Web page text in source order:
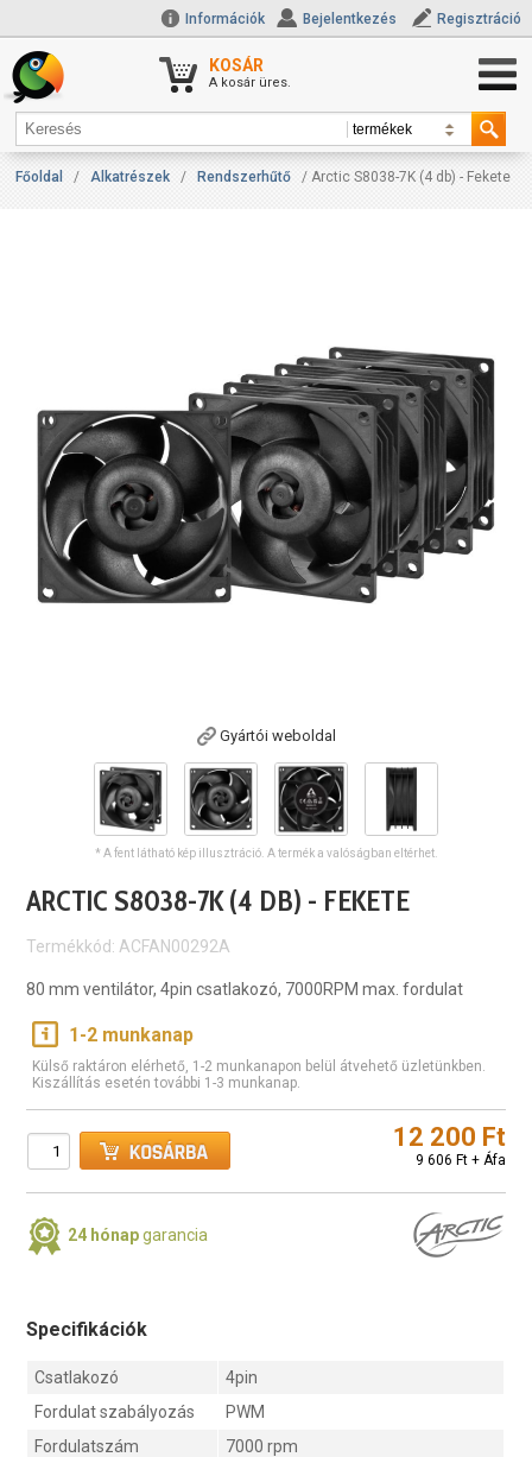
Információk Bejelentkezés Regisztráció
KOSÁR
A kosár üres.
Főoldal / Alkatrészek / Rendszerhűtő / Arctic S8038-7K (4 db) - Fekete
Gyártói weboldal
* A fent látható kép illusztráció. A termék a valóságban eltérhet.
ARCTIC S8038-7K (4 DB) - FEKETE
Termékkód: ACFAN00292A
80 mm ventilátor, 4pin csatlakozó, 7000RPM max. fordulat
1-2 munkanap
Külső raktáron elérhető, 1-2 munkanapon belül átvehető üzletünkben.
Kiszállítás esetén további 1-3 munkanap.
12 200 Ft
9 606 Ft + Áfa
24 hónapgarancia
Specifikációk
Csatlakozó
4pin
Fordulat szabályozás
PWM
Fordulatszám
7000 rpm